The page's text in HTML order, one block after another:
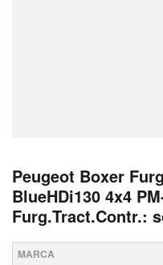
Peugeot Boxer
BlueHDi130 4x4
Furg.Tract.Contr.:
MARCA